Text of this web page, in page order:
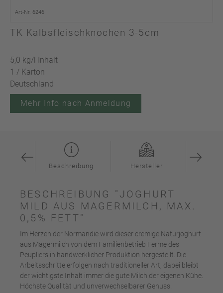
Art-Nr. 6246
TK Kalbsfleischknochen 3-5cm
5,0 kg/l Inhalt
1 / Karton
Deutschland
Mehr Info nach Anmeldung
Beschreibung Hersteller
BESCHREIBUNG "JOGHURT
MILD AUS MAGERMILCH, MAX.
0,5% FETT"
Im Herzen der Normandie wird dieser cremige Naturjoghurt
aus Magermilch von dem Familienbetrieb Ferme des
Peupliers in handwerklicher Produktion hergestellt. Die
Arbeitsschritte erfolgen nach traditioneller Art, dabei bleibt
der wichtigste Inhalt immer die gute Milch der eigenen Kühe.
Höchste Qualität und unverwechselbarer Genuss.